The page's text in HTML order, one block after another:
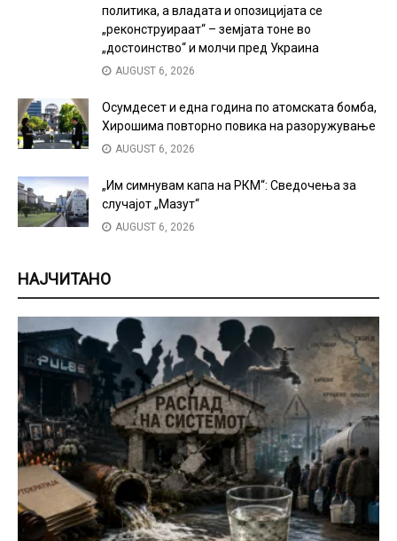
политика, а владата и опозицијата се
„реконструираат“ – земјата тоне во
„достоинство“ и молчи пред Украина
AUGUST 6, 2026
Осумдесет и една година по атомската бомба,
Хирошима повторно повика на разоружување
AUGUST 6, 2026
„Им симнувам капа на РКМ“: Сведочења за
случајот „Мазут“
AUGUST 6, 2026
НАЈЧИТАНО